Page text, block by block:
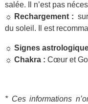
salée. Il n’est pas
☼ Rechargement :
du soleil. Il est
☼ Signes
☼ Chakra : Cœur et
* Ces informations